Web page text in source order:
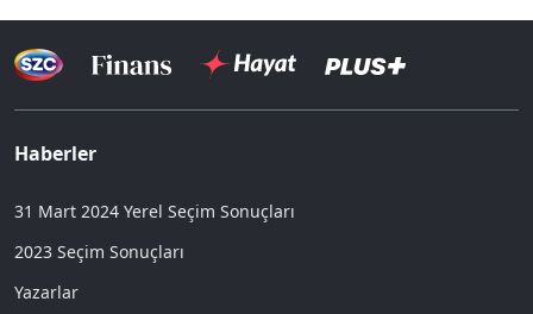
Haberler
31 Mart 2024 Yerel Seçim Sonuçları
2023 Seçim Sonuçları
Yazarlar